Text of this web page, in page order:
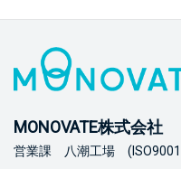
MONOVATE株式会社
営業課 八潮工場 (ISO9001